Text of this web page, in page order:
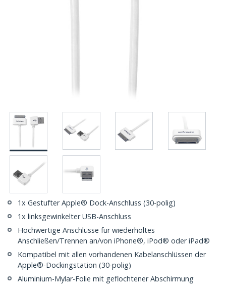
1x Gestufter Apple® Dock-Anschluss (30-polig)
1x linksgewinkelter USB-Anschluss
Hochwertige Anschlüsse für wiederholtes
Anschließen/Trennen an/von iPhone®, iPod® oder iPad®
Kompatibel mit allen vorhandenen Kabelanschlüssen der
Apple®-Dockingstation (30-polig)
Aluminium-Mylar-Folie mit geflochtener Abschirmung